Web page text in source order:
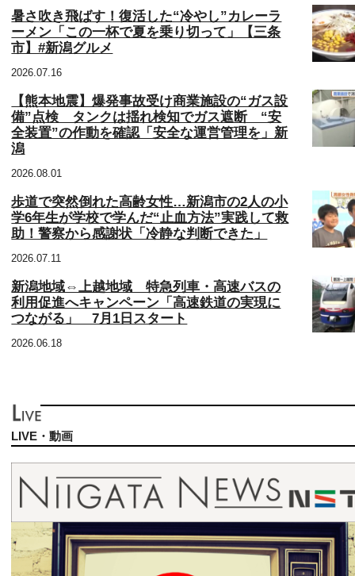
暑さ吹き飛ばす！復活した“冷やし”カレーラ
ーメン「この一杯で夏を乗り切って」【三条
市】#新潟グルメ
2026.07.16
【熊本地震】爆発事故受け商業施設の“ガス設
備”点検 タンクは揺れ検知でガス遮断 “安
全装置”の作動を確認「安全な運営管理を」新
潟
2026.08.01
歩道で突然倒れた高齢女性…新潟市の2人の小
学6年生が学校で学んだ“止血方法”実践して救
助！警察から感謝状「冷静な判断できた」
2026.07.11
新潟地域⇔上越地域 特急列車・高速バスの
利用促進へキャンペーン「高速鉄道の実現に
つながる」 7月1日スタート
2026.06.18
LIVE・動画